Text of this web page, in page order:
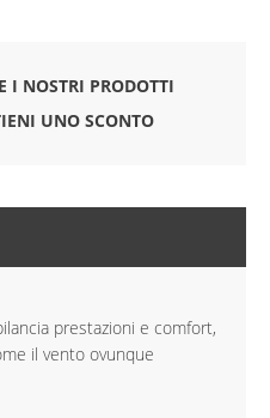
I NOSTRI PRODOTTI
UNO SCONTO
prestazioni e comfort,
il vento ovunque